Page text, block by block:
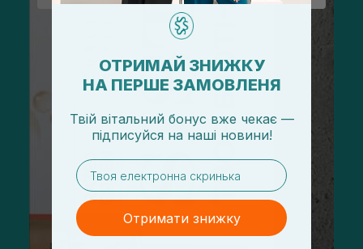
ОТРИМАЙ ЗНИЖКУ
НА ПЕРШЕ ЗАМОВЛЕНЯ
Твій вітальний бонус вже чекає —
підписуйся на наші новини!
email
Отримати знижку